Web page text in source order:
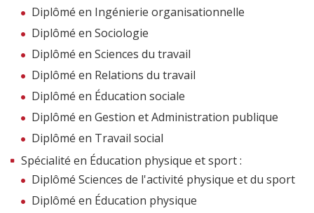
Diplômé en Ingénierie organisationnelle
Diplômé en Sociologie
Diplômé en Sciences du travail
Diplômé en Relations du travail
Diplômé en Éducation sociale
Diplômé en Gestion et Administration publique
Diplômé en Travail social
Spécialité en Éducation physique et sport :
Diplômé Sciences de l'activité physique et du sport
Diplômé en Éducation physique